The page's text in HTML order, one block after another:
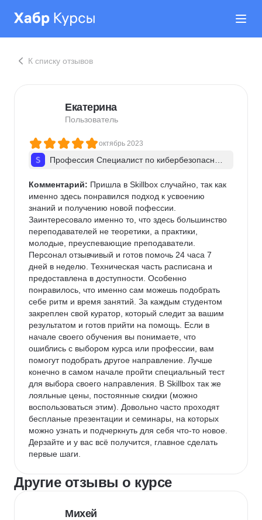
К списку отзывов
Екатерина
Пользователь
октябрь 2023
Профессия Специалист по кибербезопас­но­с
Комментарий: Пришла в Skillbox случайно, так как
именно здесь понравился подход к усвоению
знаний и получению новой пофессии.
Заинтересовало именно то, что здесь большинство
переподавателей не теоретики, а практики,
молодые, преуспевающие преподаватели.
Персонал отзывчивый и готов помочь 24 часа 7
дней в неделю. Техническая часть расписана и
предоставлена в доступности. Особенно
понравилось, что именно сам можешь подобрать
себе ритм и время занятий. За каждым студентом
закреплен свой куратор, который следит за вашим
результатом и готов прийти на помощь. Если в
начале своего обучения вы понимаете, что
ошиблись с выбором курса или профессии, вам
помогут подобрать другое направление. Лучше
конечно в самом начале пройти специальный тест
для выбора своего направления. В Skillbox так же
лояльные цены, постоянные скидки (можно
воспользоваться этим). Довольно часто проходят
беспланые презентации и семинары, на которых
можно узнать и подчеркнуть для себя что-то новое.
Дерзайте и у вас всё получится, главное сделать
первые шаги.
Другие отзывы о курсе
Михей